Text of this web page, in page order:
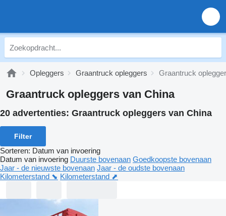
Opleggers Graantruck opleggers Graantruck
Graantruck opleggers van China
20 advertenties: Graantruck opleggers van China
Filter
Sorteren: Datum van invoering
Datum van invoering Duurste bovenaan Goedkoopste bovenaan
Jaar - de nieuwste bovenaan Jaar - de oudste bovenaan
Kilometerstand ⬊ Kilometerstand ⬈